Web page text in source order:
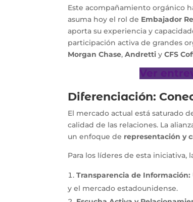
Este acompañamiento orgánico
asuma hoy el rol de Embajador
aporta su experiencia y
participación activa de grandes
Morgan Chase,Andretti yCFS
Ver
Diferenciación:
El mercado actual está saturado
calidad de las relaciones. La
un enfoque de representación y
Para los líderes de esta iniciativa,
Transparencia de Información:
y el mercado estadounidense.